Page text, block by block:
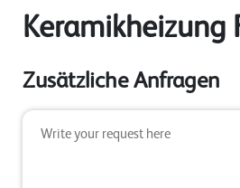
Keramikheizung
Zusätzliche Anfragen